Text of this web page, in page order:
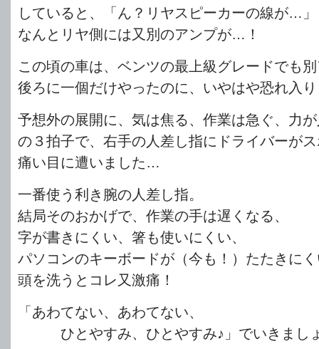
していると、「ん？リヤスピーカーの線が…」
なんとリヤ側には又別のアンプが…！
この頃の車は、ベンツの最上級グレードでも
後ろに一個だけやったのに、いやはや恐れ入
予想外の展開に、気は焦る、作業は急ぐ、力
の３拍子で、右手の人差し指にドライバーが
痛い目に遭いました…
一番使う利き腕の人差し指。
結局そのおかげで、作業の手は遅くなる、
字が書きにくい、箸も使いにくい、
パソコンのキーボードが（今も！）たたきに
頭を洗うとコレ又激痛！
「あわてない、あわてない、
ひとやすみ、ひとやすみ♪」でいきまし